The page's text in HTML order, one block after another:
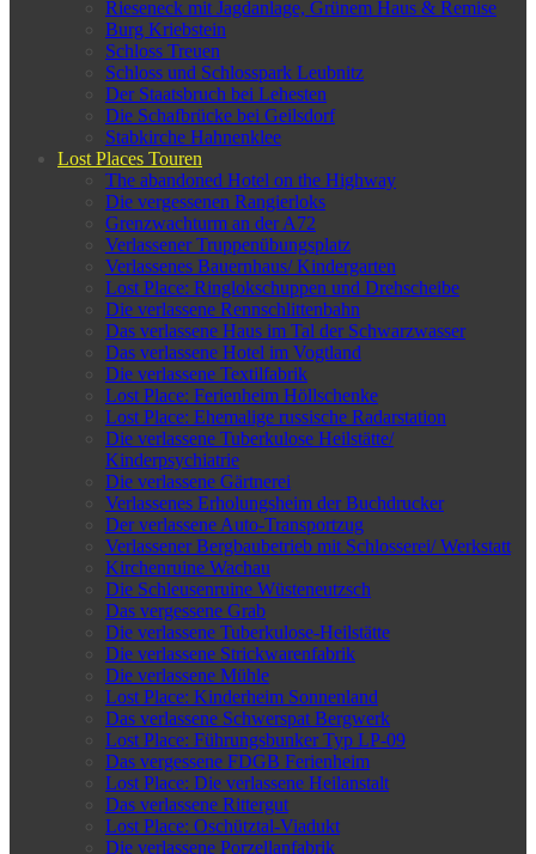
Rieseneck mit Jagdanlage, Grünem Haus & Remise
Burg Kriebstein
Schloss Treuen
Schloss und Schlosspark Leubnitz
Der Staatsbruch bei Lehesten
Die Schafbrücke bei Geilsdorf
Stabkirche Hahnenklee
Lost Places Touren
The abandoned Hotel on the Highway
Die vergessenen Rangierloks
Grenzwachturm an der A72
Verlassener Truppenübungsplatz
Verlassenes Bauernhaus/ Kindergarten
Lost Place: Ringlokschuppen und Drehscheibe
Die verlassene Rennschlittenbahn
Das verlassene Haus im Tal der Schwarzwasser
Das verlassene Hotel im Vogtland
Die verlassene Textilfabrik
Lost Place: Ferienheim Höllschenke
Lost Place: Ehemalige russische Radarstation
Die verlassene Tuberkulose Heilstätte/
Kinderpsychiatrie
Die verlassene Gärtnerei
Verlassenes Erholungsheim der Buchdrucker
Der verlassene Auto-Transportzug
Verlassener Bergbaubetrieb mit Schlosserei/ Werkstatt
Kirchenruine Wachau
Die Schleusenruine Wüsteneutzsch
Das vergessene Grab
Die verlassene Tuberkulose-Heilstätte
Die verlassene Strickwarenfabrik
Die verlassene Mühle
Lost Place: Kinderheim Sonnenland
Das verlassene Schwerspat Bergwerk
Lost Place: Führungsbunker Typ LP-09
Das vergessene FDGB Ferienheim
Lost Place: Die verlassene Heilanstalt
Das verlassene Rittergut
Lost Place: Oschütztal-Viadukt
Die verlassene Porzellanfabrik